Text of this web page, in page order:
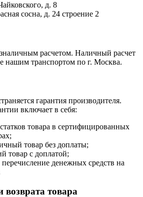
д. 8
сосна, д. 24 строение 2
расчетом. Наличный расчет
нашим транспортом по г. Москва.
гарантия производителя.
включает в себя:
товара в сертифицированных
товар без доплаты;
товар с доплатой;
перечисление денежных средств на
товара